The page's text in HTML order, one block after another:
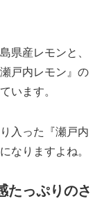
県産レモンと、
戸内レモン』の
います。
入った『瀬戸内
なりますよね。
たっぷりのさ